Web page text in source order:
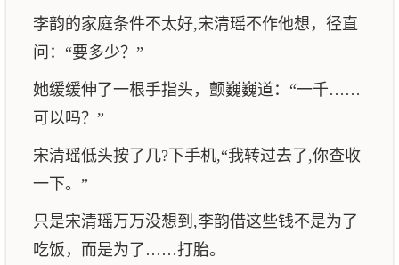
李韵的家庭条件不太好,宋清瑶不作他想，径直
问：“要多少？”
她缓缓伸了一根手指头，颤巍巍道：“一千……
可以吗？”
宋清瑶低头按了几?下手机,“我转过去了,你查收
一下。”
只是宋清瑶万万没想到,李韵借这些钱不是为了
吃饭，而是为了……打胎。